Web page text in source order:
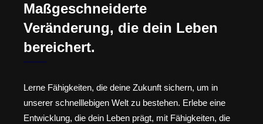
Maßgeschneiderte
Veränderung, die dein Leben
bereichert.
Lerne Fähigkeiten, die deine Zukunft sichern, um in
unserer schnelllebigen Welt zu bestehen. Erlebe eine
Entwicklung, die dein Leben prägt, mit Fähigkeiten, die